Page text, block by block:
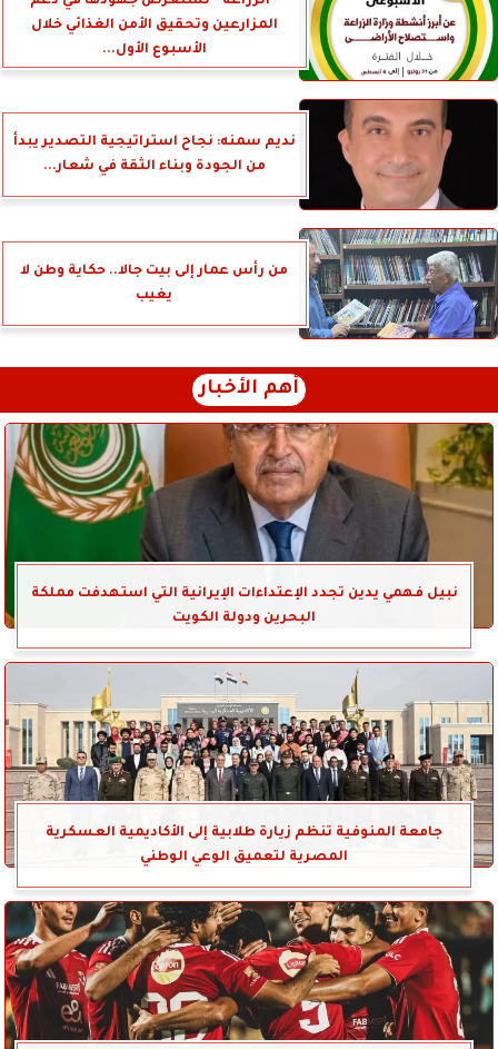
المزارعين وتحقيق الأمن الغذائي خلال
الأسبوع الأول...
نديم سمنه: نجاح استراتيجية التصدير يبدأ
من الجودة وبناء الثقة في شعار...
من رأس عمار إلى بيت جالا.. حكاية وطن لا
يغيب
أهم الأخبار
نبيل فهمي يدين تجدد الإعتداءات الإيرانية التي استهدفت مملكة
البحرين ودولة الكويت
جامعة المنوفية تنظم زيارة طلابية إلى الأكاديمية العسكرية
المصرية لتعميق الوعي الوطني